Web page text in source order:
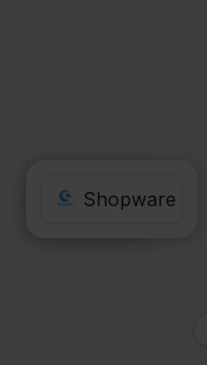
Stripe
Shopware